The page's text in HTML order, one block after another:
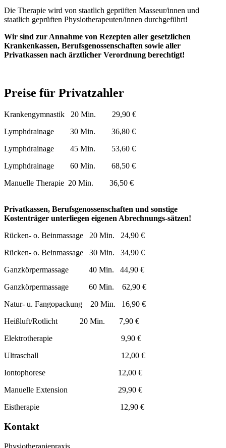
Die Therapie wird von staatlich geprüften Masseur/innen und
staatlich geprüften Physiotherapeuten/innen durchgeführt!
Wir sind zur Annahme von Rezepten aller gesetzlichen
Krankenkassen, Berufsgenossenschaften sowie aller
Privatkassen nach ärztlicher Verordnung berechtigt!
Preise für Privatzahler
Krankengymnastik 20 Min. 29,90 €
Lymphdrainage 30 Min. 36,80 €
Lymphdrainage 45 Min. 53,60 €
Lymphdrainage 60 Min. 68,50 €
Manuelle Therapie 20 Min. 36,50 €
Privatkassen, Berufsgenossenschaften und sonstige
Kostenträger unterliegen eigenen Abrechnungs-sätzen!
Rücken- o. Beinmassage 20 Min. 24,90 €
Rücken- o. Beinmassage 30 Min. 34,90 €
Ganzkörpermassage 40 Min. 44,90 €
Ganzkörpermassage 60 Min. 62,90 €
Natur- u. Fangopackung 20 Min. 16,90 €
Heißluft/Rotlicht 20 Min. 7,90 €
Elektrotherapie 9,90 €
Ultraschall 12,00 €
Iontophorese 12,00 €
Manuelle Extension 29,90 €
Eistherapie 12,90 €
Kontakt
Physiotherapiepraxis